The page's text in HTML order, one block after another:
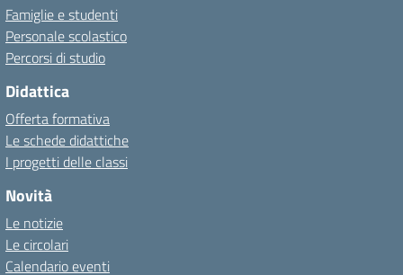
Famiglie e studenti
Personale scolastico
Percorsi di studio
Didattica
Offerta formativa
Le schede didattiche
I progetti delle classi
Novità
Le notizie
Le circolari
Calendario eventi